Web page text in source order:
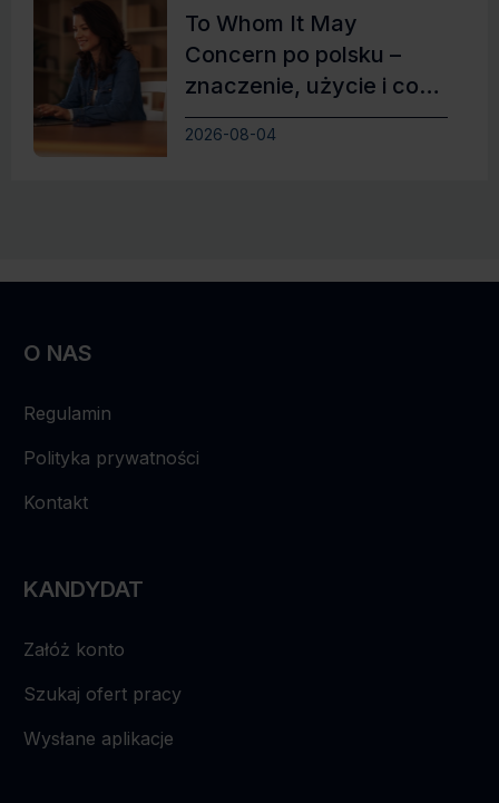
To Whom It May
Concern po polsku –
znaczenie, użycie i co
zamiast
2026-08-04
O NAS
Regulamin
Polityka prywatności
Kontakt
KANDYDAT
Załóż konto
Szukaj ofert pracy
Wysłane aplikacje